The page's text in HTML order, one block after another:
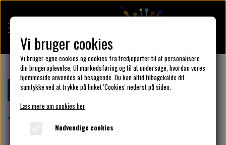
KULÖR DESIGN
DESIGN DIN KJOLE
Forside Klar parat Tilbud str. Large
Tilbud str. Large
Vi bruger cookies
Vi bruger egne cookies og cookies fra tredjeparter til at personalisere
din brugeroplevelse, til markedsføring og til at undersøge, hvordan vores
hjemmeside anvendes af besøgende. Du kan altid tilbagekalde dit
samtykke ved at trykke på linket 'Cookies' nederst på siden.
Læs mere om cookies her
Nødvendige cookies